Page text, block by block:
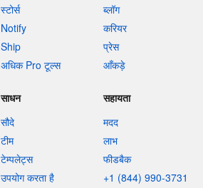
स्टोर्स
Notify
Ship
अधिक Pro टूल्स
ब्लॉग
करियर
प्रेस
आँकड़े
साधन
सौदे
टीम
टेम्पलेट्स
उपयोग करता है
सहायता
मदद
लाभ
फीडबैक
+1 (844) 990-3731